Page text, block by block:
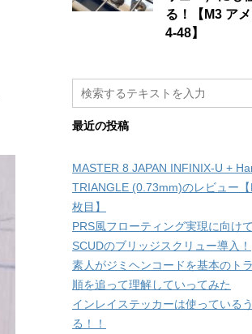
る！【M3 ア
4-48】
最近の投稿
MASTER 8 JAPAN INFINIX-U +
TRIANGLE (0.73mm)のレビュー【
枚目】
PRS風フローティング実現に向け
SCUDのブリッジスクリュー導入！
素人がジミヘンコードを基本のト
順を追って理解していってみた
インレイステッカーは使っている
る！！